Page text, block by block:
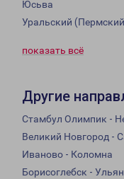
Юсьва
Уральский
показать всё
Другие
Стамбул Олимпик -
Великий Новгород -
Иваново - Коломна
Борисоглебск -